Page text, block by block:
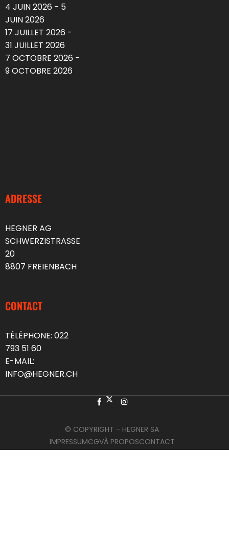
4 JUIN 2026 - 5
JUIN 2026
17 JUILLET 2026 -
31 JUILLET 2026
7 OCTOBRE 2026 -
9 OCTOBRE 2026
ADRESSE
HEGNER AG
SCHWERZISTRASSE
20
8807 FREIENBACH
CONTACT
TÉLÉPHONE: 022
793 51 60
E-MAIL:
INFO@HEGNER.CH
© COPYRIGHT - HEGNER SA
IMPRESSUMCGVÀ PROPOSCONTACT